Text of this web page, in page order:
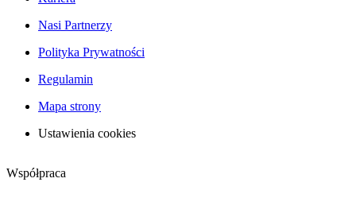
Nasi Partnerzy
Polityka Prywatności
Regulamin
Mapa strony
Ustawienia cookies
Współpraca